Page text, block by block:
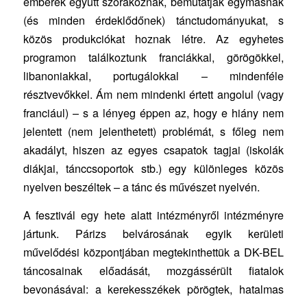
(és minden érdeklődőnek) tánctudományukat, s
közös produkciókat hoznak létre. Az egyhetes
programon találkoztunk franciákkal, görögökkel,
libanoniakkal, portugálokkal – mindenféle
résztvevőkkel. Ám nem mindenki értett angolul (vagy
franciául) – s a lényeg éppen az, hogy e hiány nem
jelentett (nem jelenthetett) problémát, s főleg nem
akadályt, hiszen az egyes csapatok tagjai (iskolák
diákjai, tánccsoportok stb.) egy különleges közös
nyelven beszéltek – a tánc és művészet nyelvén.
A fesztivál egy hete alatt intézményről intézményre
jártunk. Párizs belvárosának egyik kerületi
művelődési központjában megtekinthettük a DK-BEL
táncosainak előadását, mozgássérült fiatalok
bevonásával: a kerekesszékek pörögtek, hatalmas